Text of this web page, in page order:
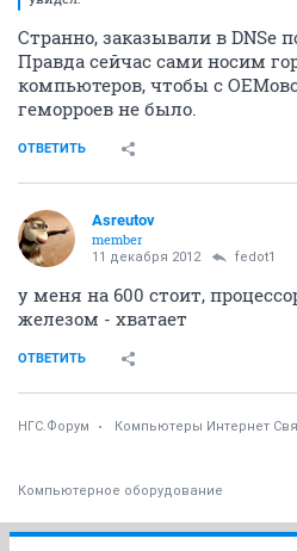
Странно, заказывали в DNSе
Правда сейчас сами носим
компьютеров, чтобы с
геморроев не было.
ОТВЕТИТЬ
Asreutov
member
11 декабря 2012 fedot1
у меня на 600 стоит,
железом - хватает
ОТВЕТИТЬ
НГС.Форум Компьютеры Интернет
Компьютерное оборудование